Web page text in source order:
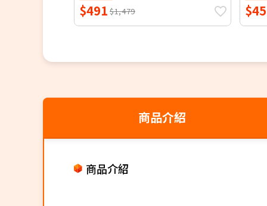
$491 $1,479
商品介紹
商品介紹